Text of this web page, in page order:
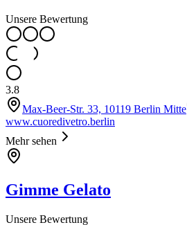
Unsere Bewertung
3.8
Max-Beer-Str. 33, 10119 Berlin Mitte
www.cuoredivetro.berlin
Mehr sehen
Gimme Gelato
Unsere Bewertung